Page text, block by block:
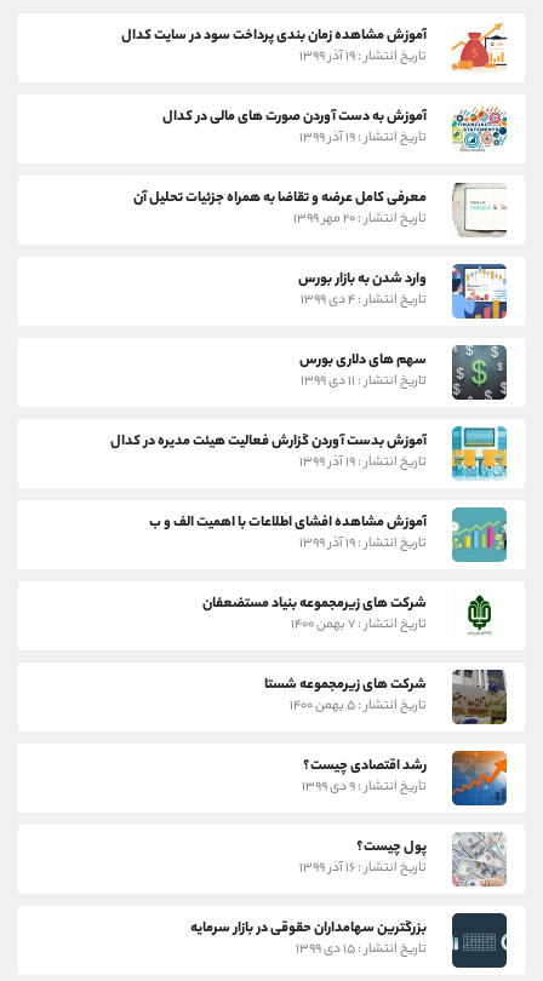
آموزش مشاهده زمان بندی پرداخت سود در سایت کدال
تاریخ انتشار : ۱۹ آذر ۱۳۹۹
آموزش به دست آوردن صورت های مالی در کدال
تاریخ انتشار : ۱۹ آذر ۱۳۹۹
معرفی کامل عرضه و تقاضا به همراه جزئیات تحلیل آن
تاریخ انتشار : ۲۰ مهر ۱۳۹۹
وارد شدن به بازار بورس
تاریخ انتشار : ۴ دی ۱۳۹۹
سهم های دلاری بورس
تاریخ انتشار : ۱۱ دی ۱۳۹۹
آموزش بدست آوردن گزارش فعالیت هیئت مدیره در کدال
تاریخ انتشار : ۱۹ آذر ۱۳۹۹
آموزش مشاهده افشای اطلاعات با اهمیت الف و ب
تاریخ انتشار : ۱۹ آذر ۱۳۹۹
شرکت های زیرمجموعه بنیاد مستضعفان
تاریخ انتشار : ۷ بهمن ۱۴۰۰
شرکت های زیرمجموعه شستا
تاریخ انتشار : ۵ بهمن ۱۴۰۰
رشد اقتصادی چیست؟
تاریخ انتشار : ۹ دی ۱۳۹۹
پول چیست؟
تاریخ انتشار : ۱۶ آذر ۱۳۹۹
بزرگترین سهامداران حقوقی در بازار سرمایه
تاریخ انتشار : ۱۵ دی ۱۳۹۹